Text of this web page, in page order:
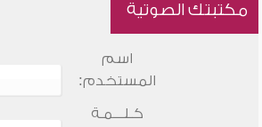
مكتبتك الصوتية
اسم
المستخدم:
كـلـــمـة